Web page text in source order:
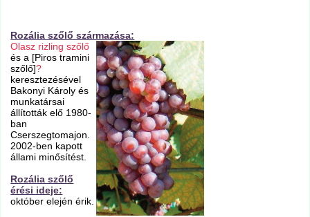
Rozália szőlő származása:
Olasz rizling szőlő
és a [Piros tramini
szőlő]?
keresztezésével
Bakonyi Károly és
munkatársai
állították elő 1980-
ban
Cserszegtomajon.
2002-ben kapott
állami minősítést.
Rozália szőlő
érési ideje:
október elején érik.